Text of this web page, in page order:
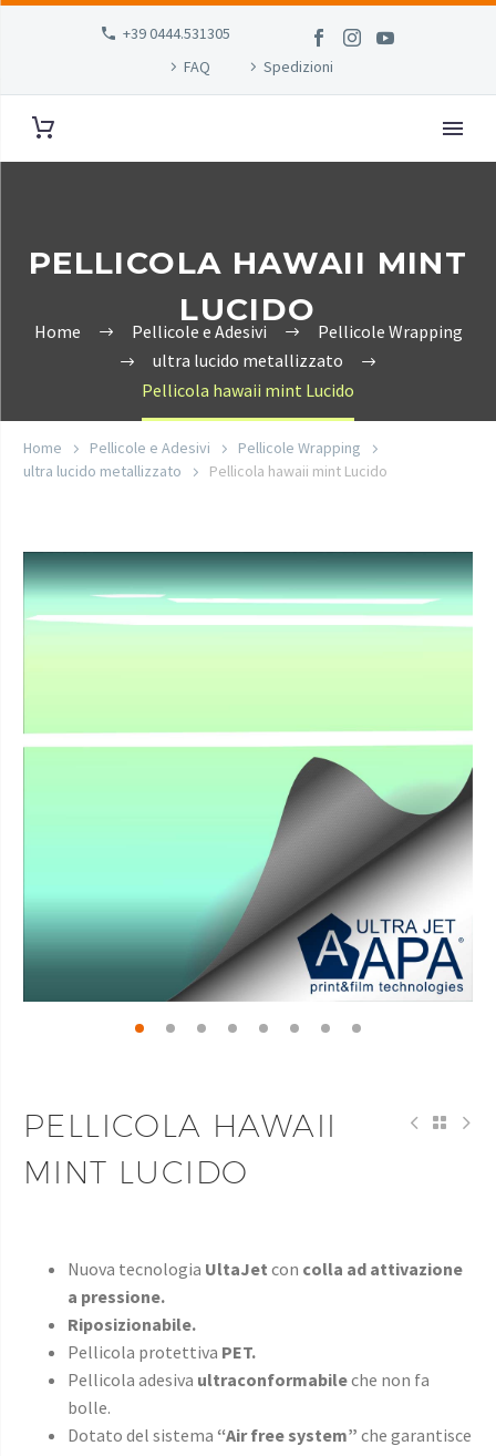
+39 0444.531305
FAQ
Spedizioni
PELLICOLA HAWAII MINT
LUCIDO
Home Pellicole e Adesivi
Pellicole Wrapping
ultra lucido metallizzato
Pellicola hawaii mint Lucido
Home Pellicole e Adesivi
Pellicole Wrapping
ultra lucido metallizzato
Pellicola hawaii mint Lucido
PELLICOLA HAWAII
MINT LUCIDO
Nuova tecnologia UltaJet con colla ad attivazione
a pressione.
Riposizionabile.
Pellicola protettiva PET.
Pellicola adesiva ultraconformabileche non fa
bolle.
Dotato del sistema “Air free system” che garantisce